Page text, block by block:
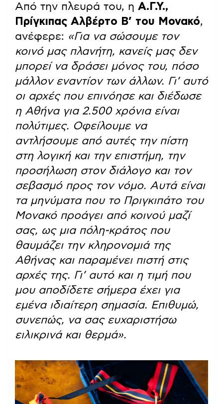
Από την πλευρά του, η Α.Γ.Υ.,
Πρίγκιπας Αλβέρτο Β’ του Μονακό,
ανέφερε: «Για να σώσουμε τον
κοινό μας πλανήτη, κανείς μας δεν
μπορεί να δράσει μόνος του, πόσο
μάλλον εναντίον των άλλων. Γι’ αυτό
οι αρχές που επινόησε και διέδωσε
η Αθήνα για 2.500 χρόνια είναι
πολύτιμες. Οφείλουμε να
αντλήσουμε από αυτές την πίστη
στη λογική και την επιστήμη, την
προσήλωση στον διάλογο και τον
σεβασμό προς τον νόμο. Αυτά είναι
τα μηνύματα που το Πριγκιπάτο του
Μονακό προάγει από κοινού μαζί
σας, ως μια πόλη-κράτος που
θαυμάζει την κληρονομιά της
Αθήνας και παραμένει πιστή στις
αρχές της. Γι’ αυτό και η τιμή που
μου αποδίδετε σήμερα έχει για
εμένα ιδιαίτερη σημασία. Επιθυμώ,
συνεπώς, να σας ευχαριστήσω
ειλικρινά και θερμά».